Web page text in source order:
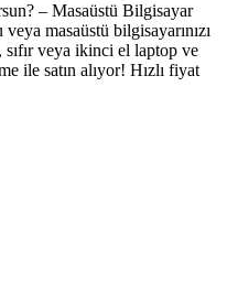
– Masaüstü Bilgisayar
masaüstü bilgisayarınızı
veya ikinci el laptop ve
ile satın alıyor! Hızlı fiyat